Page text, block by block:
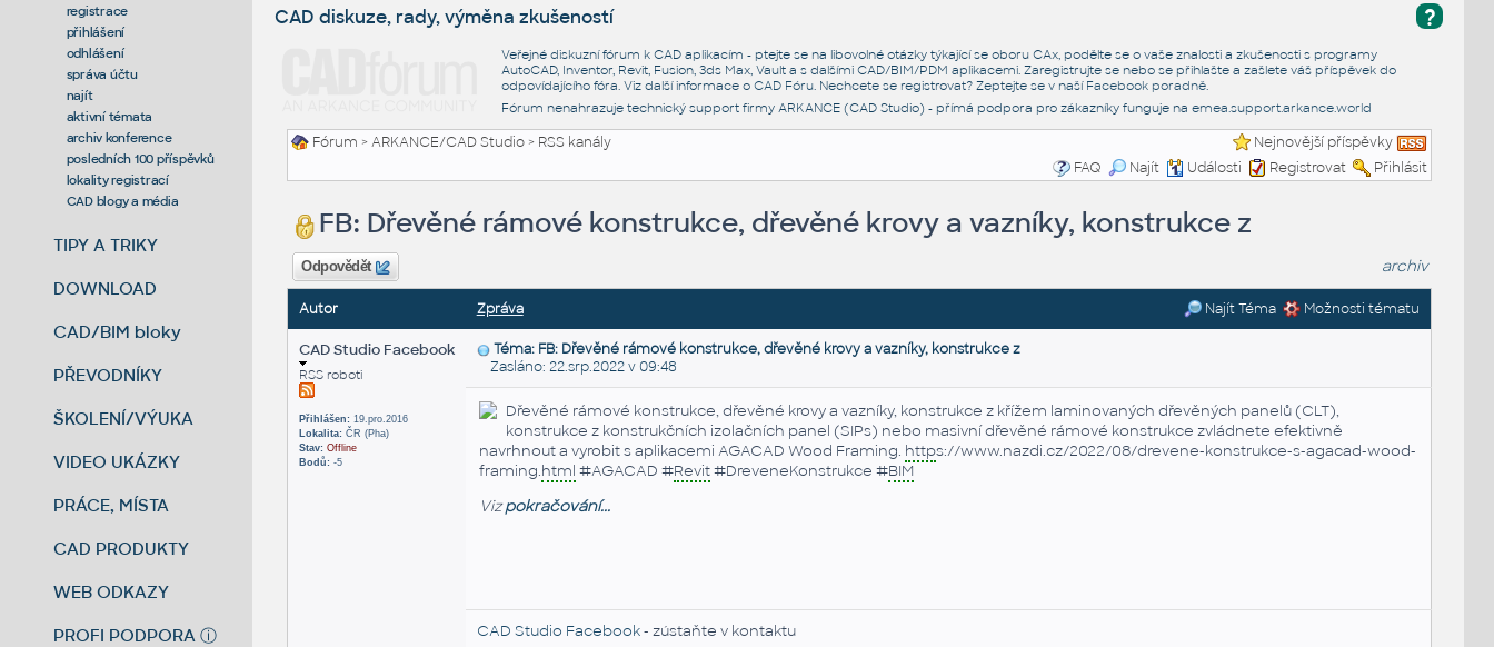
registrace
přihlášení
odhlášení
správa účtu
najít
aktivní témata
archiv konference
posledních 100 příspěvků
lokality registrací
CAD blogy a média
TIPY A TRIKY
DOWNLOAD
CAD/BIM bloky
PŘEVODNÍKY
ŠKOLENÍ/VÝUKA
VIDEO UKÁZKY
PRÁCE, MÍSTA
CAD PRODUKTY
WEB ODKAZY
PROFI PODPORA ⓘ
?
CAD diskuze, rady, výměna zkušeností
Veřejné diskuzní fórum k CAD aplikacím - ptejte se na libovolné otázky týkající se oboru CAx, podělte se o vaše znalosti a zkušenosti s programy
AutoCAD, Inventor, Revit, Fusion, 3ds Max, Vault a s dalšími CAD/BIM/PDM aplikacemi. Zaregistrujte se nebo se přihlašte a zašlete váš příspěvek do
odpovídajícího fóra. Viz další informace o CAD Fóru. Nechcete se registrovat? Zeptejte se v naší Facebook poradně.
Fórum nenahrazuje technický support firmy ARKANCE (CAD Studio) - přímá podpora pro zákazníky funguje na emea.support.arkance.world
Fórum >ARKANCE/CAD Studio> RSS kanály
Nejnovější příspěvky
FAQ
Najít Události Registrovat Přihlásit
FB: Dřevěné rámové konstrukce, dřevěné krovy a vazníky, konstrukce z
Odpovědět archiv
Autor Zpráva Najít Téma Možnosti tématu
CAD Studio Facebook
RSS roboti
Přihlášen:19.pro.2016
Lokalita:ČR (Pha)
Stav: Offline
Bodů:-5
Téma: FB: Dřevěné rámové konstrukce, dřevěné krovy a vazníky, konstrukce z
Zasláno: 22.srp.2022 v 09:48
Dřevěné rámové konstrukce, dřevěné krovy a vazníky, konstrukce z křížem laminovaných dřevěných panelů (CLT),
konstrukce z konstrukčních izolačních panel (SIPs) nebo masivní dřevěné rámové konstrukce zvládnete efektivně
navrhnout a vyrobit s aplikacemi AGACAD Wood Framing. https://www.nazdi.cz/2022/08/drevene-konstrukce-s-agacad-wood-
framing.html #AGACAD #Revit#DreveneKonstrukce #BIM
Vizpokračování...
CAD Studio Facebook- zústaňte v kontaktu